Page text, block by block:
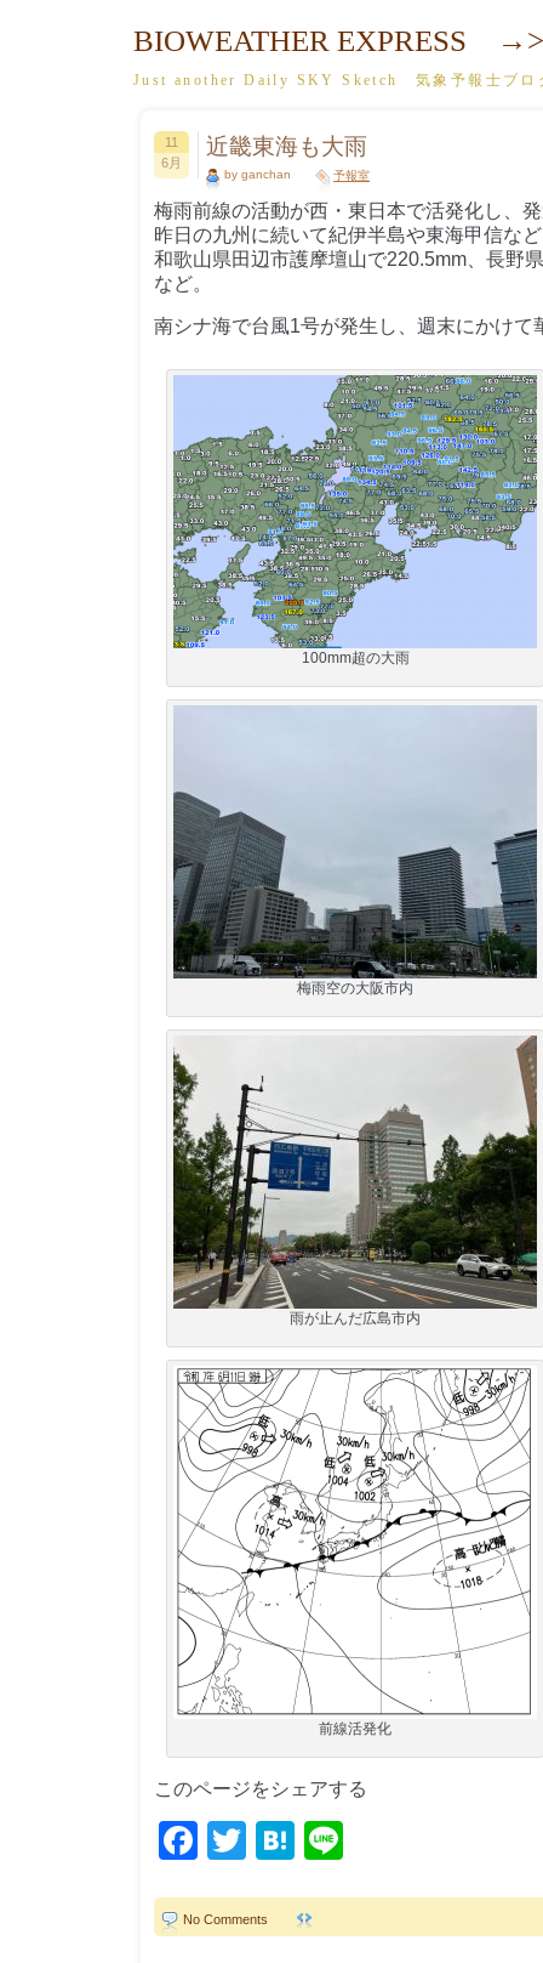
BIOWEATHER EXPRESS
Just another Daily SKY Sketch 気象予報士ブロ
11
6月
近畿東海も大雨
by ganchan 予報室
梅雨前線の活動が西・東日本で活発化し、
昨日の九州に続いて紀伊半島や東海甲信な
和歌山県田辺市護摩壇山で220.5mm、長野
など。
南シナ海で台風1号が発生し、週末にかけて
100mm超の大雨
梅雨空の大阪市内
雨が止んだ広島市内
前線活発化
このページをシェアする
Facebook
TwitterHatena
No Comments